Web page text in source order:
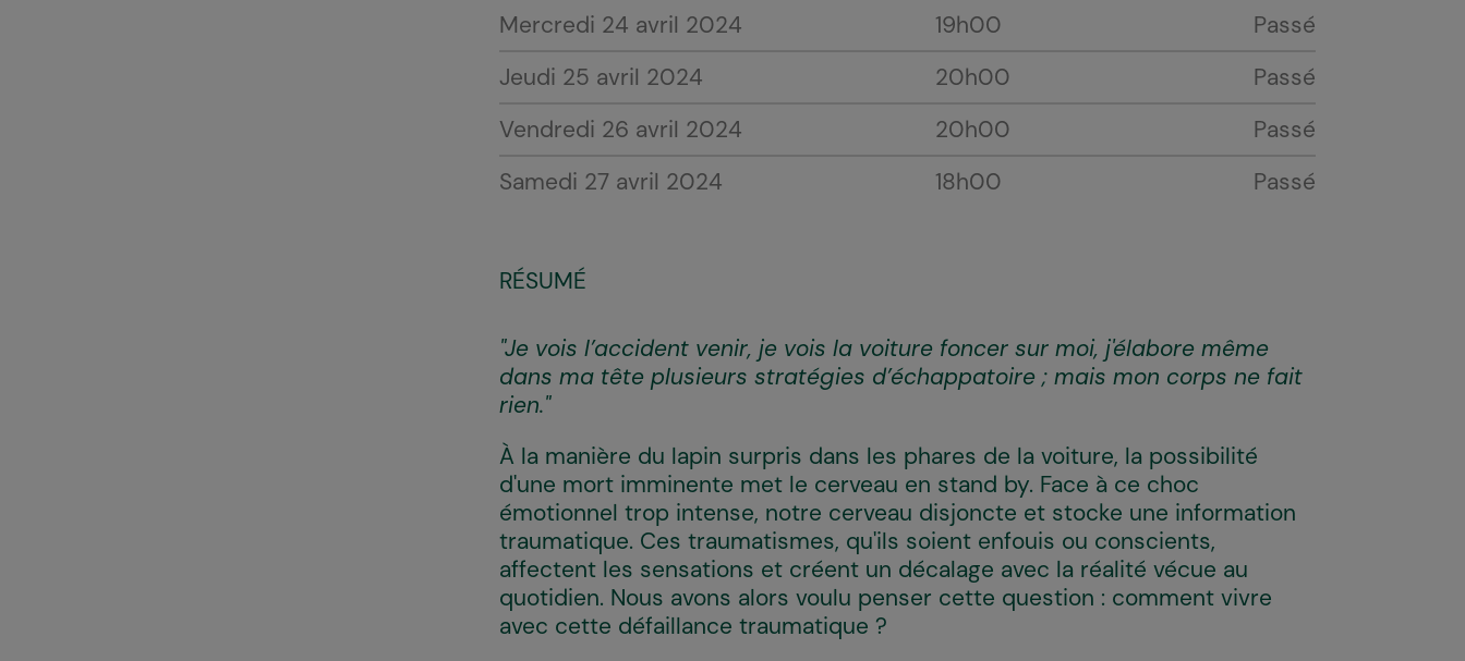
Mercredi 24 avril 2024
19h00
Passé
Jeudi 25 avril 2024
20h00
Passé
Vendredi 26 avril 2024
20h00
Passé
Samedi 27 avril 2024
18h00 Passé
RÉSUMÉ
"Je vois l’accident venir, je vois la voiture foncer sur moi, j'élabore même
dans ma tête plusieurs stratégies d’échappatoire ; mais mon corps ne fait
rien."
À la manière du lapin surpris dans les phares de la voiture, la possibilité
d'une mort imminente met le cerveau en stand by. Face à ce choc
émotionnel trop intense, notre cerveau disjoncte et stocke une information
traumatique. Ces traumatismes, qu'ils soient enfouis ou conscients,
affectent les sensations et créent un décalage avec la réalité vécue au
quotidien. Nous avons alors voulu penser cette question : comment vivre
avec cette défaillance traumatique ?